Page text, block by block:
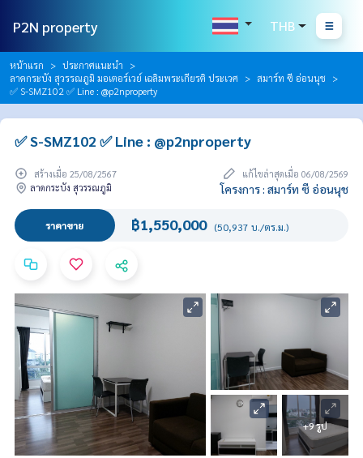
P2N property THB
หน้าแรก
ประกาศแนะนำ
ลาดกระบัง สุวรรณภูมิ มอเตอร์เวย์ เฉลิมพระเกียรติ ประเวศ
สมาร์ท ซี อ่อนนุช
✅ S-SMZ102 ✅ Line : @p2nproperty
✅ S-SMZ102 ✅ Line : @p2nproperty
สร้างเมื่อ 25/08/2567
แก้ไขล่าสุดเมื่อ 06/08/2569
ลาดกระบัง สุวรรณภูมิ
โครงการ : สมาร์ท ซี อ่อนนุช
ราคาขาย ฿1,550,000 (50,937 บ./ตร.ม.)
+9 รูป